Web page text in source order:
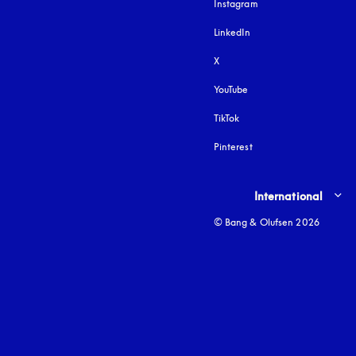
Instagram
LinkedIn
X
YouTube
TikTok
Pinterest
Select country and
International
© Bang & Olufsen 2026